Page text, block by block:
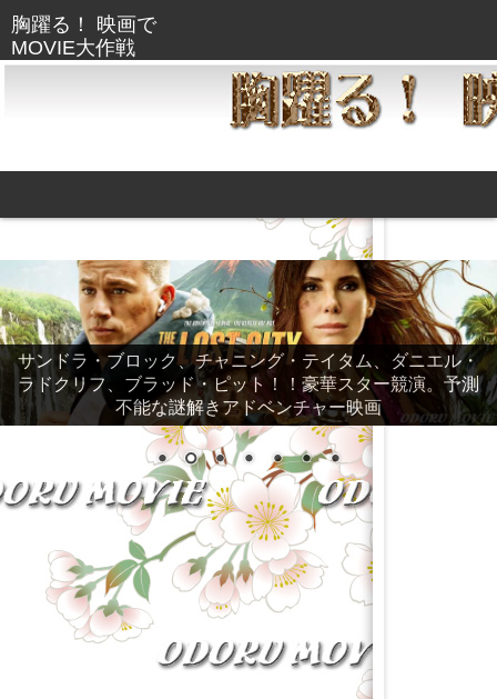
サンドラ・ブロック、チャニング・テイタム、ダニエル・
ラドクリフ、ブラッド・ピット！！豪華スター競演。予測
不能な謎解きアドベンチャー映画